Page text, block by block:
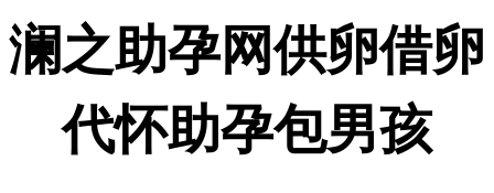
澜之助孕网供卵借卵
代怀助孕包男孩